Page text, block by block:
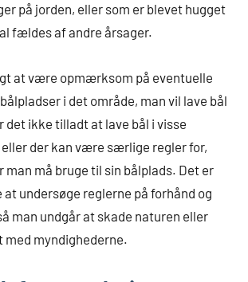
på jorden, eller som er blevet hugget
fældes af andre årsager.
at være opmærksom på eventuelle
i det område, man vil lave bål
det ikke tilladt at lave bål i visse
der kan være særlige regler for,
må bruge til sin bålplads. Det er
at undersøge reglerne på forhånd og
man undgår at skade naturen eller
myndighederne.